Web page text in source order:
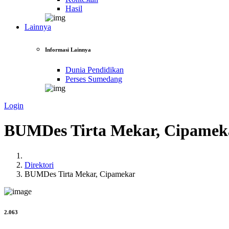
Hasil
Lainnya
Informasi Lainnya
Dunia Pendidikan
Perses Sumedang
Login
BUMDes Tirta Mekar,
Direktori
BUMDes Tirta Mekar, Cipamekar
2.063